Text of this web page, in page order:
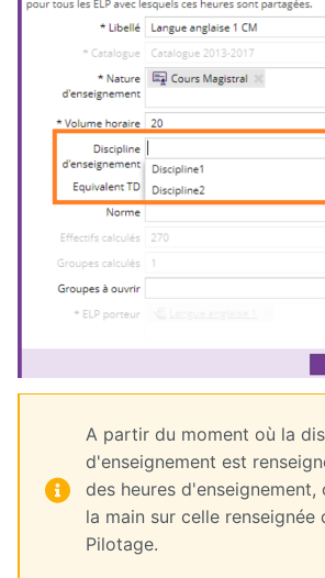
A partir du moment où la
d'enseignement est
des heures
la main sur celle renseignée
Pilotage.